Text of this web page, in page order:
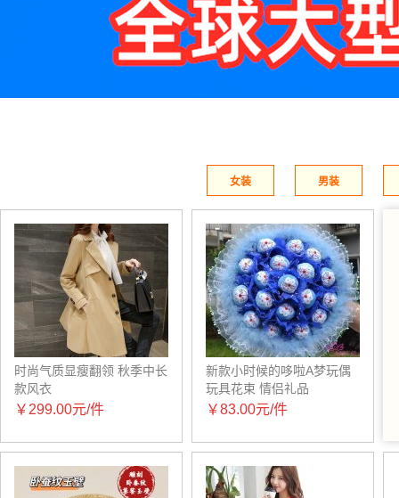
女装 男装
时尚气质显瘦翻领 秋季中长
款风衣
￥299.00元/件
新款小时候的哆啦A梦玩偶
玩具花束 情侣礼品
￥83.00元/件